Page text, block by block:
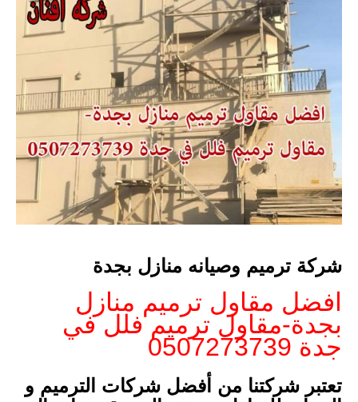
شركة ترميم وصيانه منازل بجدة
افضل مقاول ترميم منازل
بجدة-مقاول ترميم فلل في
جدة 0507273739
تعتبر شركتنا من أفضل شركات الترميم و